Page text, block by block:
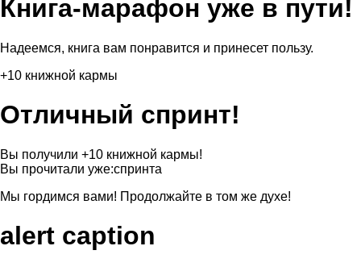
Книга-марафон уже в пути!
Надеемся, книга вам понравится и принесет пользу.
+10 книжной кармы
Отличный спринт!
Вы получили +10 книжной кармы!
Вы прочитали уже:спринта
Мы гордимся вами! Продолжайте в том же духе!
alert caption